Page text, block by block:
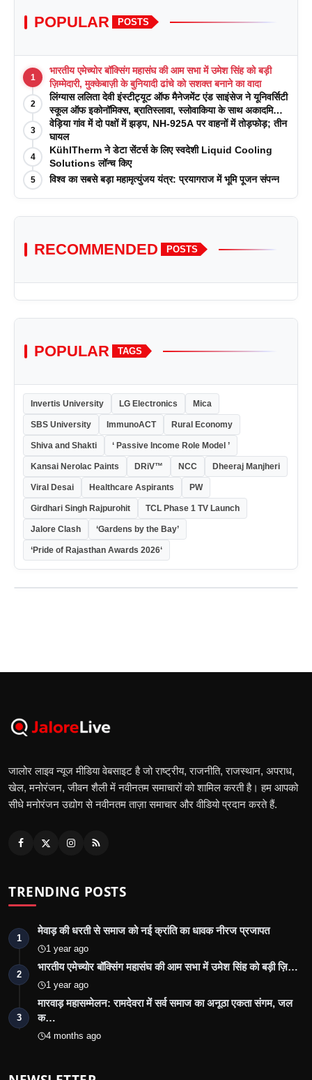
POPULAR POSTS
1
भारतीय एमेच्योर बॉक्सिंग महासंघ की आम सभा में उमेश सिंह को बड़ी
ज़िम्मेदारी, मुक्केबाज़ी के बुनियादी ढांचे को सशक्त बनाने का वादा
2
लिंग्यास ललिता देवी इंस्टीट्यूट ऑफ मैनेजमेंट एंड साइंसेज ने यूनिवर्सिटी
स्कूल ऑफ इकोनॉमिक्स, ब्रातिस्लावा, स्लोवाकिया के साथ अकादमिक
पत्रिकाओं में प्रकाशन रणनीतियों पर एक दिवसीय कार्यशाला का
आयोजन किया
3
वेड़िया गांव में दो पक्षों में झड़प, NH-925A पर वाहनों में तोड़फोड़; तीन
घायल
4
KühlTherm ने डेटा सेंटर्स के लिए स्वदेशी Liquid Cooling
Solutions लॉन्च किए
5 विश्व का सबसे बड़ा महामृत्युंजय यंत्र: प्रयागराज में भूमि पूजन संपन्न
RECOMMENDED POSTS
POPULAR TAGS
Invertis University LG Electronics Mica
SBS University ImmunoACT Rural Economy
Shiva and Shakti ‘ Passive Income Role Model ’
Kansai Nerolac Paints DRiV™ NCC Dheeraj Manjheri
Viral Desai Healthcare Aspirants PW
Girdhari Singh Rajpurohit TCL Phase 1 TV Launch
Jalore Clash ‘Gardens by the Bay’
‘Pride of Rajasthan Awards 2026‘
जालोर लाइव न्यूज मीडिया वेबसाइट है जो राष्ट्रीय, राजनीति, राजस्थान, अपराध,
खेल, मनोरंजन, जीवन शैली में नवीनतम समाचारों को शामिल करती है। हम आपको
सीधे मनोरंजन उद्योग से नवीनतम ताज़ा समाचार और वीडियो प्रदान करते हैं.
TRENDING POSTS
1
मेवाड़ की धरती से समाज को नई क्रांति का धावक नीरज प्रजापत
1 year ago
2
भारतीय एमेच्योर बॉक्सिंग महासंघ की आम सभा में उमेश सिंह को बड़ी ज़ि…
1 year ago
3
मारवाड़ महासम्मेलन: रामदेवरा में सर्व समाज का अनूठा एकता संगम, जल
क…
4 months ago